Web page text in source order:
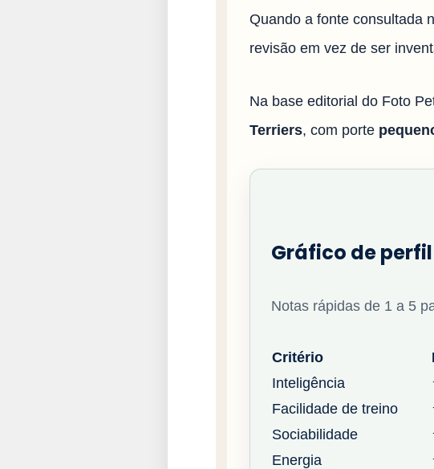
Quando a fonte consultada
revisão em vez de ser
Na base editorial do Foto
Terriers, com porte
Gráfico de
Notas rápidas de 1 a 5
Critério
Inteligência
Facilidade de treino
Sociabilidade
Energia